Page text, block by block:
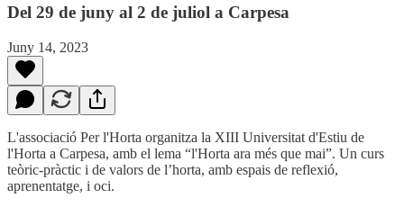
Del 29 de juny al 2 de juliol a Carpesa
Juny 14, 2023
L'associació Per l'Horta organitza la XIII Universitat d'Estiu de
l'Horta a Carpesa, amb el lema “l'Horta ara més que mai”. Un curs
teòric-pràctic i de valors de l’horta, amb espais de reflexió,
aprenentatge, i oci.